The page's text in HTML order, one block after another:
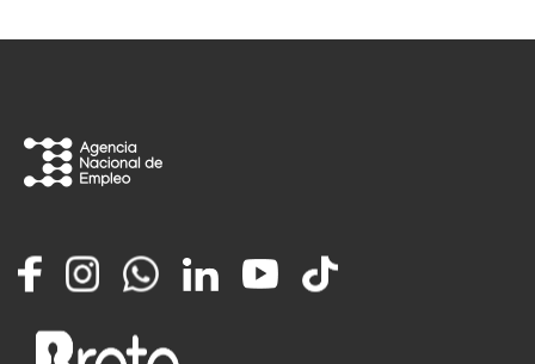
FacebookInstagramWhatsappLinkedInYouTube
TikTok